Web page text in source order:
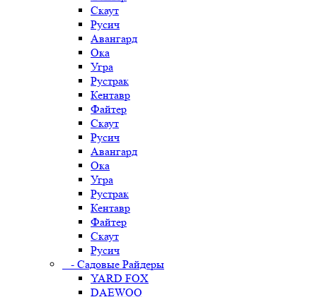
Скаут
Русич
Авангард
Ока
Угра
Рустрак
Кентавр
Файтер
Скаут
Русич
Авангард
Ока
Угра
Рустрак
Кентавр
Файтер
Скаут
Русич
- Садовые Райдеры
YARD FOX
DAEWOO